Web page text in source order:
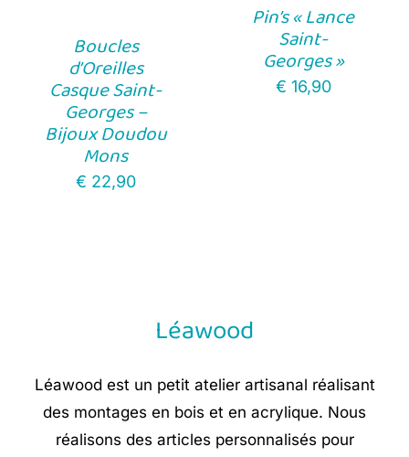
Boucles
d’Oreilles
Casque Saint-
Georges –
Bijoux Doudou
Mons
€ 22,90
Pin’s « Lance
Saint-
Georges »
€ 16,90
Léawood
Léawood est un petit atelier artisanal réalisant
des montages en bois et en acrylique. Nous
réalisons des articles personnalisés pour